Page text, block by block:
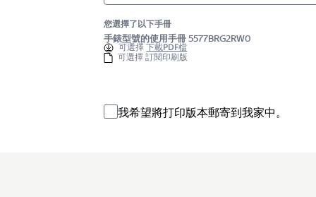
您選擇了以下手冊
手錶型號的使用手冊 5577BRG2RW0
可選擇下載PDF檔
可選擇 訂閱印刷版
我希望將打印版本郵寄到我家中。